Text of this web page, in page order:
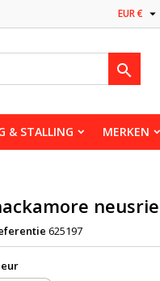
EUR € 

& STALLING MERKEN
625197